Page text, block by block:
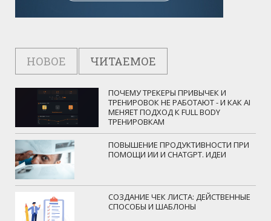
НОВОЕ ЧИТАЕМОЕ
ПОЧЕМУ ТРЕКЕРЫ ПРИВЫЧЕК И
ТРЕНИРОВОК НЕ РАБОТАЮТ - И КАК AI
МЕНЯЕТ ПОДХОД К FULL BODY
ТРЕНИРОВКАМ
ПОВЫШЕНИЕ ПРОДУКТИВНОСТИ ПРИ
ПОМОЩИ ИИ И CHATGPT. ИДЕИ
СОЗДАНИЕ ЧЕК ЛИСТА: ДЕЙСТВЕННЫЕ
СПОСОБЫ И ШАБЛОНЫ